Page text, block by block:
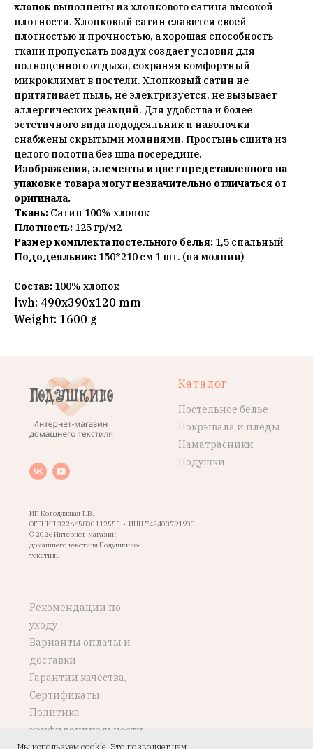
хлопок выполнены из хлопкового сатина высокой
плотности. Хлопковый сатин славится своей
плотностью и прочностью, а хорошая способность
ткани пропускать воздух создает условия для
полноценного отдыха, сохраняя комфортный
микроклимат в постели. Хлопковый сатин не
притягивает пыль, не электризуется, не вызывает
аллергических реакций. Для удобства и более
эстетичного вида пододеяльник и наволочки
снабжены скрытыми молниями. Простынь сшита из
целого полотна без шва посередине.
Изображения, элементы и цвет представленного на
упаковке товара могут незначительно отличаться от
оригинала.
Ткань: Сатин 100% хлопок
Плотность: 125 гр/м2
Размер комплекта постельного белья: 1,5 спальный
Пододеяльник: 150*210 см 1 шт. (на молнии)
Состав: 100% хлопок
lwh: 490x390x120 mm
Weight: 1600 g
ИП Колодяжная Т.В.
ОГРНИП 322665800112555 • ИНН 742403791900
© 2026 Интернет-магазин
домашнего текстиля Подушкино-
текстиль
Каталог
Постельное белье
Покрывала и пледы
Наматрасники
Подушки
Рекомендации по
уходу
Варианты оплаты и
доставки
Гарантии качества,
Сертификаты
Политика
конфиденциальности
Мы используем cookie. Это позволяет нам